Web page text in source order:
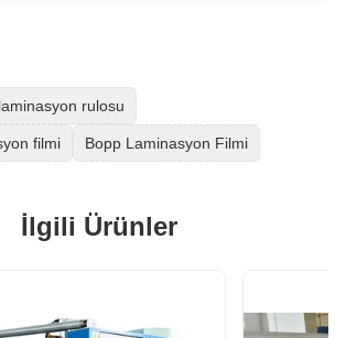
rulosu
filmi Bopp Laminasyon Filmi
İlgili Ürünler